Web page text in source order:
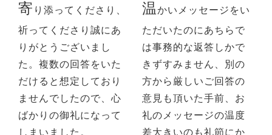
寄 り添ってくださり、
祈ってくださり誠にあ
りがとうございまし
た。複数の回答をいた
だけると想定しており
ませんでしたので、心
ばかりの御礼になって
しまいました。
温かいメッセージをい
ただいたのにあちらで
は事務的な返答しかで
きずすみません、別の
方から厳しいご回答の
意見も頂いた手前、お
礼のメッセージの温度
差大きいのも礼節にか